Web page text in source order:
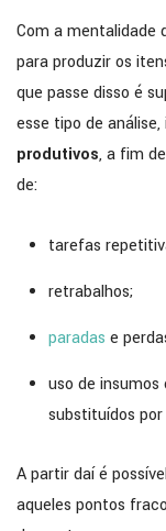
Com a mentalidade
para produzir os
que passe disso é
esse tipo de
produtivos, a fim
de:
tarefas
retrabalhos;
paradas e
uso de
substituídos
A partir daí é
aqueles pontos